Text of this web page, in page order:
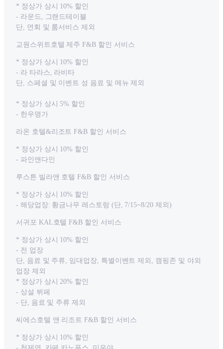
* 정상가 상시 10% 할인
- 라운드, 그랜드테이블
단, 연회 및 룸서비스 제외
교원스위트호텔 제주 F&B 할인 서비스
* 정상가 상시 10% 할인
- 라 타라스, 라비타
단, 스페셜 및 이벤트 성 음료 및 메뉴 제외
* 정상가 상시 5% 할인
- 한우명가
라온 호텔&리조트 F&B 할인 서비스
* 정상가 상시 10% 할인
- 파인앤다인
루스튼 빌라앤 호텔 F&B 할인 서비스
* 정상가 상시 10% 할인
- 해당업장: 황금나무 레스토랑 (단, 7/15~8/20 제외)
서귀포 KAL호텔 F&B 할인 서비스
* 정상가 상시 10% 할인
- 전 업장
단, 음료 및 주류, 임대업장, 특별이벤트 제외, 캠핑존 및 야외
업장 제외
* 정상가 상시 20% 할인
- 상설 뷔페
- 단, 음료 및 주류 제외
씨에스호텔 앤 리조트 F&B 할인 서비스
* 정상가 상시 10% 할인